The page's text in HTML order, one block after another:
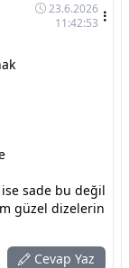
23.6.2026
11:42:53
ise sade bu değil
güzel dizelerin
Cevap Yaz